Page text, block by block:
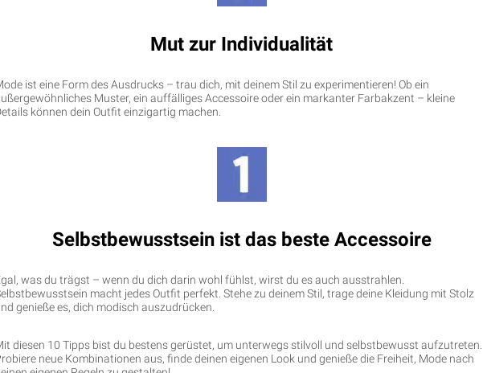
Mut zur Individualität
ist eine Form des Ausdrucks – trau dich, mit deinem Stil zu experimentieren! Ob ein
Muster, ein auffälliges Accessoire oder ein markanter Farbakzent – kleine
können dein Outfit einzigartig machen.
Selbstbewusstsein ist das beste Accessoire
was du trägst – wenn du dich darin wohl fühlst, wirst du es auch ausstrahlen.
macht jedes Outfit perfekt. Stehe zu deinem Stil, trage deine Kleidung mit Stolz
genieße es, dich modisch auszudrücken.
diesen 10 Tipps bist du bestens gerüstet, um unterwegs stilvoll und selbstbewusst aufzutreten.
neue Kombinationen aus, finde deinen eigenen Look und genieße die Freiheit, Mode nach